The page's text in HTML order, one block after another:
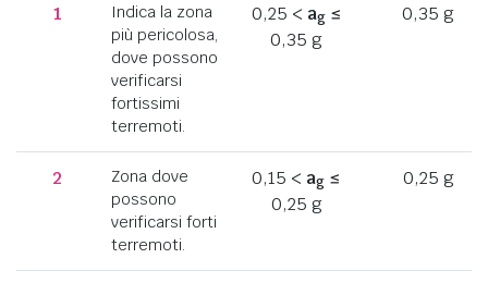
1
Indica la zona
più pericolosa,
dove possono
verificarsi
fortissimi
terremoti.
0,25 < ag≤
0,35 g
0,35 g
2
Zona dove
possono
verificarsi forti
terremoti.
0,15 < ag ≤
0,25 g
0,25 g